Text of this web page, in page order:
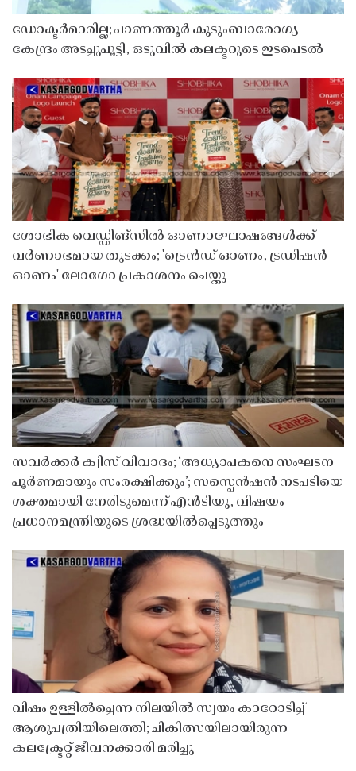
ഡോക്ടർമാരില്ല; പാണത്തൂർ കുടുംബാരോഗ്യ
കേന്ദ്രം അടച്ചുപൂട്ടി, ഒടുവിൽ കലക്ടറുടെ ഇടപെടൽ
ശോഭിക വെഡ്ഡിങ്സിൽ ഓണാഘോഷങ്ങൾക്ക്
വർണാഭമായ തുടക്കം; 'ട്രെൻഡ് ഓണം, ട്രഡിഷൻ
ഓണം' ലോഗോ പ്രകാശനം ചെയ്തു
സവർക്കർ ക്വിസ് വിവാദം; ‘അധ്യാപകനെ സംഘടന
പൂർണമായും സംരക്ഷിക്കും’; സസ്പെൻഷൻ നടപടിയെ
ശക്തമായി നേരിടുമെന്ന് എൻടിയു, വിഷയം
പ്രധാനമന്ത്രിയുടെ ശ്രദ്ധയിൽപ്പെടുത്തും
വിഷം ഉള്ളിൽച്ചെന്ന നിലയിൽ സ്വയം കാറോടിച്ച്
ആശുപത്രിയിലെത്തി; ചികിത്സയിലായിരുന്ന
കലക്ട്രേറ്റ് ജീവനക്കാരി മരിച്ചു